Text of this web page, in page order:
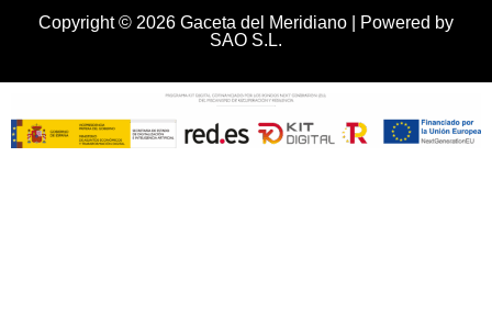
Copyright © 2026 Gaceta del Meridiano | Powered by
SAO S.L.